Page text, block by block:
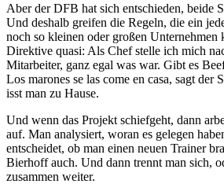
Aber der DFB hat sich entschieden, beide
Und deshalb greifen die Regeln, die ein
noch so kleinen oder großen Unternehmen
Direktive quasi: Als Chef stelle ich mich
Mitarbeiter, ganz egal was war. Gibt es
Los marones se las come en casa, sagt der
isst man zu Hause.
Und wenn das Projekt schiefgeht, dann
auf. Man analysiert, woran es gelegen
entscheidet, ob man einen neuen Trainer
Bierhoff auch. Und dann trennt man sich,
zusammen weiter.